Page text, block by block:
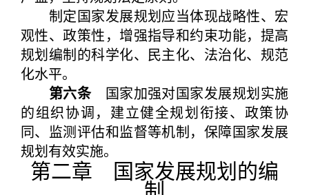
制定国家发展规划应当体现战略性、宏
观性、政策性，增强指导和约束功能，提高
规划编制的科学化、民主化、法治化、规范
化水平。
第六条国家加强对国家发展规划实施
的组织协调，建立健全规划衔接、政策协
同、监测评估和监督等机制，保障国家发展
规划有效实施。
第二章 国家发展规划的编